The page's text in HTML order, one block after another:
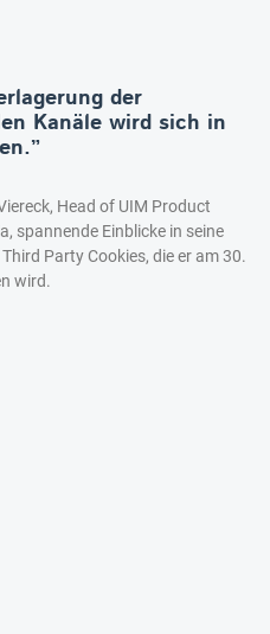
der
Kanäle wird sich in
Head of UIM Product
spannende Einblicke in seine
Party Cookies, die er am 30.
wird.